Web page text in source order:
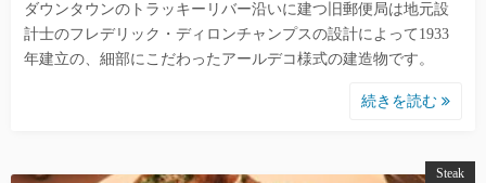
ダウンタウンのトラッキーリバー沿いに建つ旧郵便局は地元設
計士のフレデリック・ディロンチャンプスの設計によって1933
年建立の、細部にこだわったアールデコ様式の建造物です。
続きを読む
Steak